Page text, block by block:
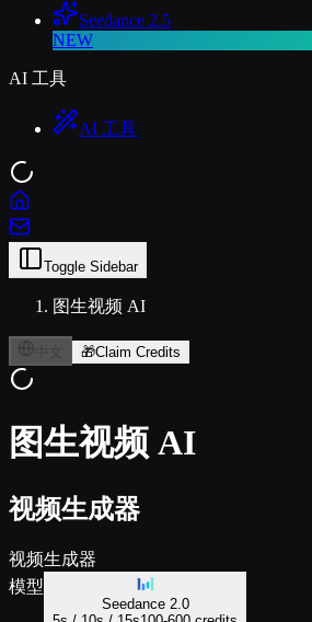
Seedance 2.5
NEW
AI 工具
AI 工具
Toggle Sidebar
图生视频 AI
🎁Claim Credits
图生视频 AI
视频生成器
视频生成器
模型
Seedance 2.0